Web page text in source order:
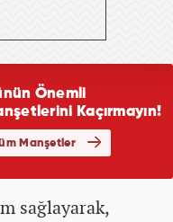
sağlayarak,